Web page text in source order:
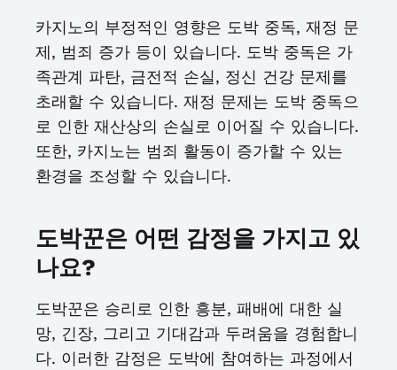
카지노의 부정적인 영향은 도박 중독, 재정 문
제, 범죄 증가 등이 있습니다. 도박 중독은 가
족관계 파탄, 금전적 손실, 정신 건강 문제를
초래할 수 있습니다. 재정 문제는 도박 중독으
로 인한 재산상의 손실로 이어질 수 있습니다.
또한, 카지노는 범죄 활동이 증가할 수 있는
환경을 조성할 수 있습니다.
도박꾼은 어떤 감정을 가지고 있
나요?
도박꾼은 승리로 인한 흥분, 패배에 대한 실
망, 긴장, 그리고 기대감과 두려움을 경험합니
다. 이러한 감정은 도박에 참여하는 과정에서